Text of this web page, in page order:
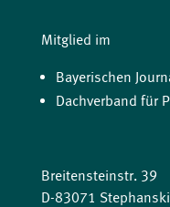
Mitglied im
Bayerischen
Dachverband für
Breitensteinstr. 39
D-83071